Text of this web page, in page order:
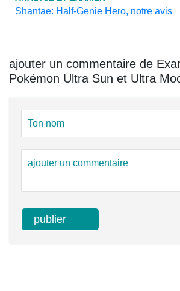
Shantae: Half-Genie Hero, notre avis
ajouter un commentaire de
Pokémon Ultra Sun et Ultra